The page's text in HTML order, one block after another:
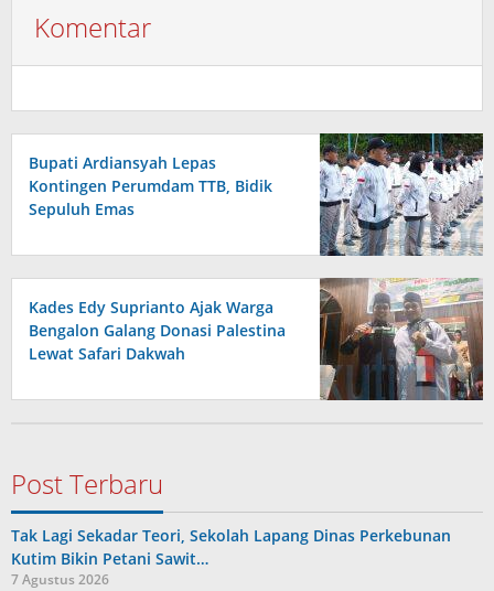
Komentar
Bupati Ardiansyah Lepas
Kontingen Perumdam TTB, Bidik
Sepuluh Emas
Kades Edy Suprianto Ajak Warga
Bengalon Galang Donasi Palestina
Lewat Safari Dakwah
Post Terbaru
Tak Lagi Sekadar Teori, Sekolah Lapang Dinas Perkebunan
Kutim Bikin Petani Sawit…
7 Agustus 2026